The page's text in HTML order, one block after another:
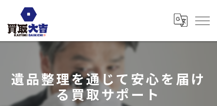
遺品整理を通じて安心を届け
る買取サポート